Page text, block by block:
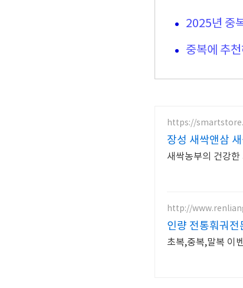
2025년 중
중복에 추
https://
장성 새싹앤삼
새싹농부의 건강
http://
인량 전통훠궈전
초복,중복,말복 이